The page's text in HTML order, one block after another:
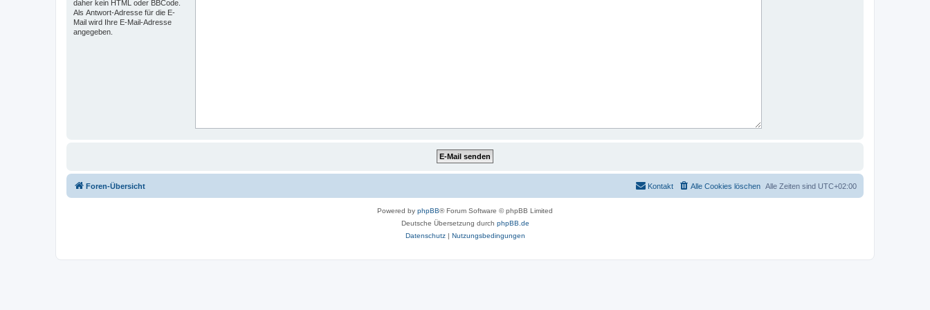
daher kein HTML oder BBCode.
Als Antwort-Adresse für die E-
Mail wird Ihre E-Mail-Adresse
angegeben.
Foren-Übersicht Alle Zeiten sind UTC+02:00
Alle Cookies löschen
Kontakt
Powered by phpBB® Forum Software © phpBB Limited
Deutsche Übersetzung durch phpBB.de
Datenschutz| Nutzungsbedingungen